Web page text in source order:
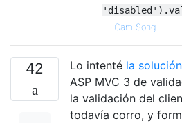
— Cam Song
42 Lo intenté la
ASP MVC 3 de
la validación del
todavía corro, y